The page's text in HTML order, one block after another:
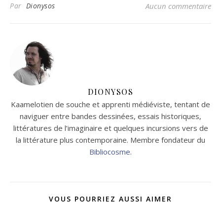
Par Dionysos Aucun commentaire
DIONYSOS
Kaamelotien de souche et apprenti médiéviste, tentant de
naviguer entre bandes dessinées, essais historiques,
littératures de l’imaginaire et quelques incursions vers de
la littérature plus contemporaine. Membre fondateur du
Bibliocosme.
VOUS POURRIEZ AUSSI AIMER